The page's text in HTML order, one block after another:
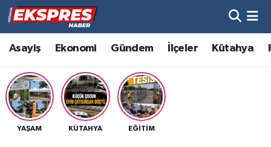
Asayiş Ekonomi Gündem İlçeler Kütahya
YAŞAM KÜTAHYA EĞITIM
Altıntaş
Asayiş
Aslanapa
Hava Durumu
Trafik Durumu
Süper Lig Puan Durumu ve Fikstür